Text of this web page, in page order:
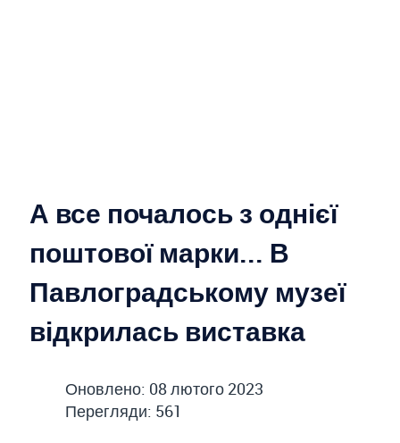
А все почалось з однієї
поштової марки... В
Павлоградському музеї
відкрилась виставка
Оновлено: 08 лютого 2023
Перегляди: 561